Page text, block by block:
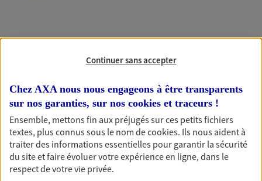
Nos offres phares
Épargne
Réalisez vos projets grâce à votre épargne : achat
immobilier, études des enfants ou voyage autour
du monde… Épargnez à votre rythme et
simplement, selon votre profil.
Continuer sans accepter
Chez AXA nous nous engageons à être transparents
sur nos garanties, sur nos cookies et traceurs !
Ensemble, mettons fin aux préjugés sur ces petits fichiers
textes, plus connus sous le nom decookies. Ils nous aident à
traiter des informations essentielles pour garantir la sécurité
du site et faire évoluer votre expérience en ligne, dans le
respect de votre vie privée.